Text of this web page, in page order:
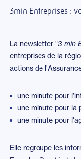
3min Entreprises :
La newsletter "3 min
entreprises de la
actions de
une minute pour
une minute pour la
une minute pour
Elle regroupe les